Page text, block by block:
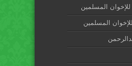
المسلمين
المسلمين